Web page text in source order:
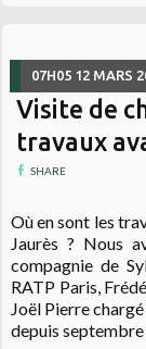
07H05 12 MARS
Visite de
travaux
SHARE
Où en sont les
Jaurès ? Nous
compagnie de
RATP Paris,
Joël Pierre
depuis